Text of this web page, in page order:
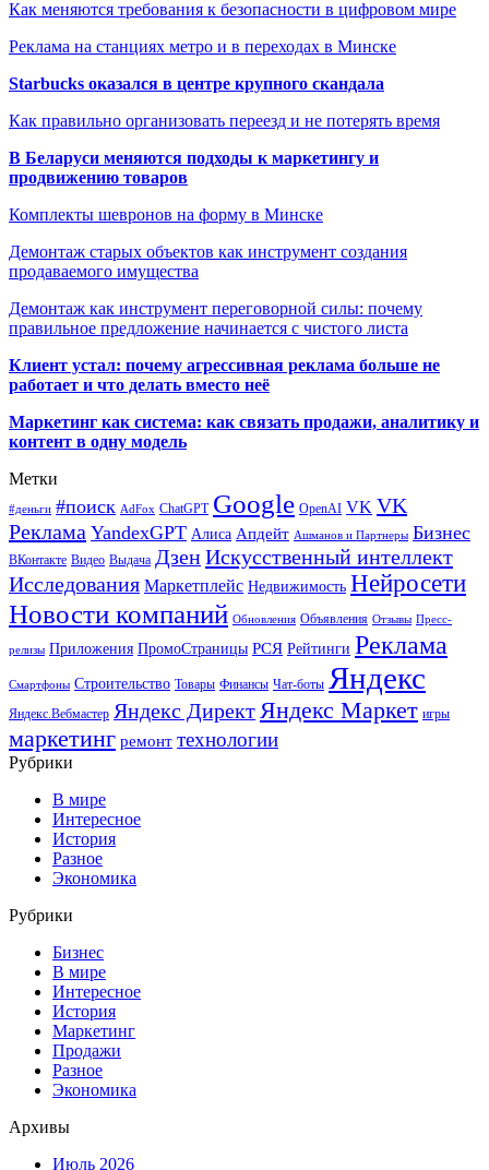
Как меняются требования к безопасности в цифровом мире
Реклама на станциях метро и в переходах в Минске
Starbucks оказался в центре крупного скандала
Как правильно организовать переезд и не потерять время
В Беларуси меняются подходы к маркетингу и
продвижению товаров
Комплекты шевронов на форму в Минске
Демонтаж старых объектов как инструмент создания
продаваемого имущества
Демонтаж как инструмент переговорной силы: почему
правильное предложение начинается с чистого листа
Клиент устал: почему агрессивная реклама больше не
работает и что делать вместо неё
Маркетинг как система: как связать продажи, аналитику и
контент в одну модель
Метки
#деньги #поиск AdFox ChatGPT Google OpenAI VK VK
Реклама YandexGPT Алиса Апдейт Ашманов и Партнеры Бизнес
ВКонтакте Видео Выдача ДзенИскусственный интеллект
Исследования Маркетплейс Недвижимость Нейросети
Новости компаний Обновления Объявления Отзывы Пресс-
релизы Приложения ПромоСтраницы РСЯ Рейтинги Реклама
Смартфоны Строительство Товары Финансы Чат-боты Яндекс
Яндекс.Вебмастер Яндекс Директ Яндекс Маркет игры
маркетинг ремонт технологии
Рубрики
В мире
Интересное
История
Разное
Экономика
Рубрики
Бизнес
В мире
Интересное
История
Маркетинг
Продажи
Разное
Экономика
Архивы
Июль 2026